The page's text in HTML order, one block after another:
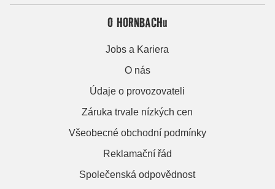
O HORNBACHu
Jobs a Kariera
O nás
Údaje o provozovateli
Záruka trvale nízkých cen
Všeobecné obchodní podmínky
Reklamační řád
Společenská odpovědnost